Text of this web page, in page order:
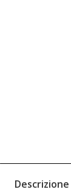
Descrizione